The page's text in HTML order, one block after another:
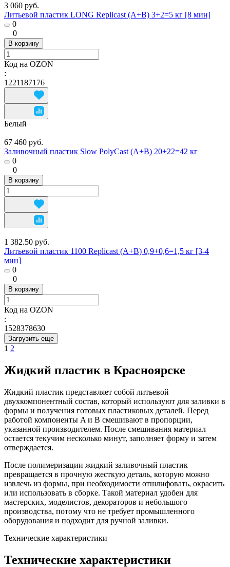
3 060 руб.
Литьевой пластик LONG Replicast (А+В) 3+2=5 кг [8 мин]
0
0
В корзину
Код на OZON
:
1221187176
Белый
67 460 руб.
Заливочный пластик Slow PolyCast (А+В) 20+22=42 кг
0
0
В корзину
1 382.50 руб.
Литьевой пластик 1100 Replicast (А+В) 0,9+0,6=1,5 кг [3-4
мин]
0
0
В корзину
Код на OZON
:
1528378630
Загрузить еще
1 2
Жидкий пластик в Красноярске
Жидкий пластик представляет собой литьевой
двухкомпонентный состав, который используют для заливки в
формы и получения готовых пластиковых деталей. Перед
работой компоненты A и B смешивают в пропорции,
указанной производителем. После смешивания материал
остается текучим несколько минут, заполняет форму и затем
отверждается.
После полимеризации жидкий заливочный пластик
превращается в прочную жесткую деталь, которую можно
извлечь из формы, при необходимости отшлифовать, окрасить
или использовать в сборке. Такой материал удобен для
мастерских, моделистов, декораторов и небольшого
производства, потому что не требует промышленного
оборудования и подходит для ручной заливки.
Технические характеристики
Технические характеристики